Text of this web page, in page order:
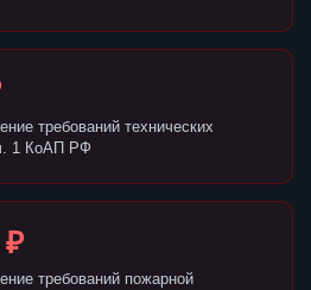
требований технических
1 КоАП РФ
₽
требований пожарной